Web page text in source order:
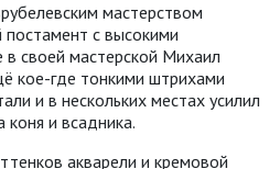
мастерством
постамент с высокими
своей мастерской Михаил
кое-где тонкими штрихами
и в нескольких местах усилил
и всадника.
акварели и кремовой